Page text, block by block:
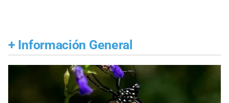
+ Información General